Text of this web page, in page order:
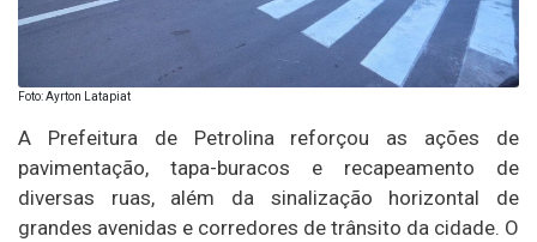
Foto: Ayrton Latapiat
A Prefeitura de Petrolina reforçou as ações de
pavimentação, tapa-buracos e recapeamento de
diversas ruas, além da sinalização horizontal de
grandes avenidas e corredores de trânsito da cidade. O